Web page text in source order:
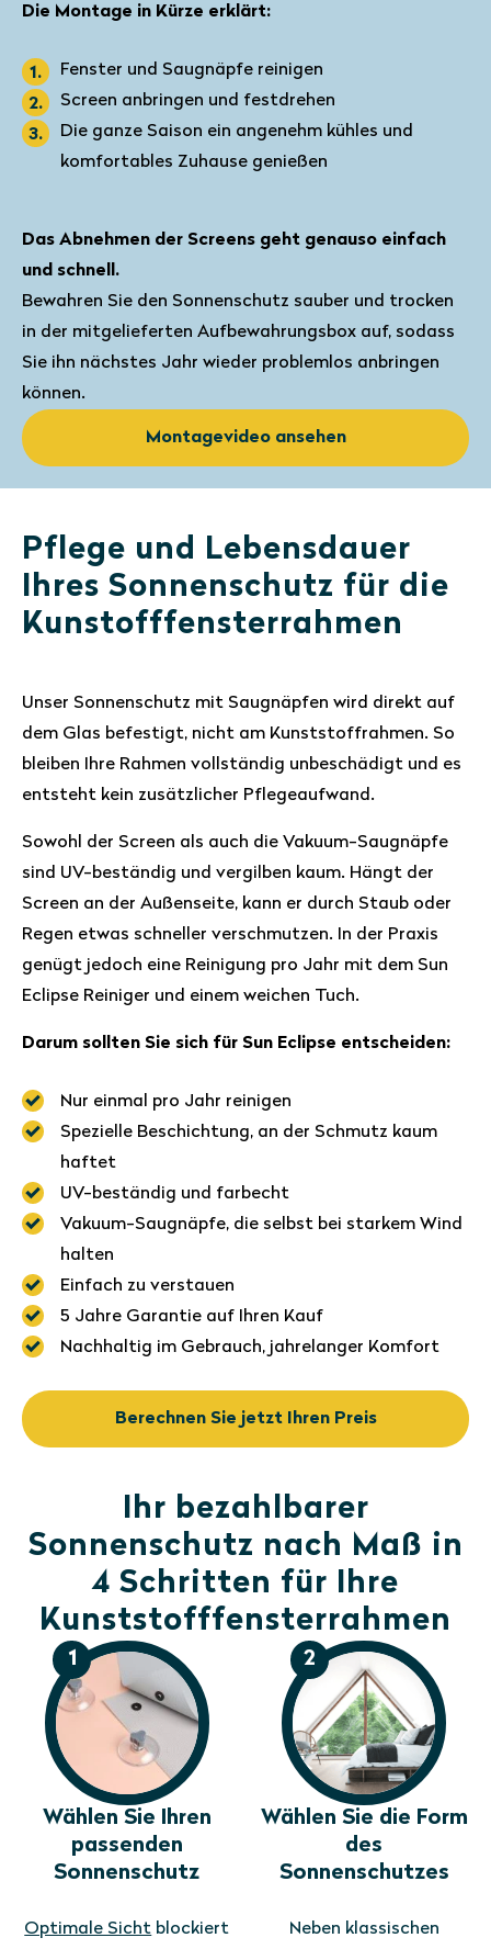
Die Montage in Kürze erklärt:
Fenster und Saugnäpfe reinigen
Screen anbringen und festdrehen
Die ganze Saison ein angenehm kühles und
komfortables Zuhause genießen
Das Abnehmen der Screens geht genauso einfach
und schnell.
Bewahren Sie den Sonnenschutz sauber und trocken
in der mitgelieferten Aufbewahrungsbox auf, sodass
Sie ihn nächstes Jahr wieder problemlos anbringen
können.
Montagevideo ansehen
Pflege und Lebensdauer
Ihres Sonnenschutz für die
Kunstofffensterrahmen
Unser Sonnenschutz mit Saugnäpfen wird direkt auf
dem Glas befestigt, nicht am Kunststoffrahmen. So
bleiben Ihre Rahmen vollständig unbeschädigt und es
entsteht kein zusätzlicher Pflegeaufwand.
Sowohl der Screen als auch die Vakuum-Saugnäpfe
sind UV-beständig und vergilben kaum. Hängt der
Screen an der Außenseite, kann er durch Staub oder
Regen etwas schneller verschmutzen. In der Praxis
genügt jedoch eine Reinigung pro Jahr mit dem Sun
Eclipse Reiniger und einem weichen Tuch.
Darum sollten Sie sich für Sun Eclipse entscheiden:
Nur einmal pro Jahr reinigen
Spezielle Beschichtung, an der Schmutz kaum
haftet
UV-beständig und farbecht
Vakuum-Saugnäpfe, die selbst bei starkem Wind
halten
Einfach zu verstauen
5 Jahre Garantie auf Ihren Kauf
Nachhaltig im Gebrauch, jahrelanger Komfort
Berechnen Sie jetzt Ihren Preis
Ihr bezahlbarer
Sonnenschutz nach Maß in
4 Schritten für Ihre
Kunststofffensterrahmen
1
Wählen Sie Ihren
passenden
Sonnenschutz
Optimale Sicht blockiert
2
Wählen Sie die Form
des
Sonnenschutzes
Neben klassischen